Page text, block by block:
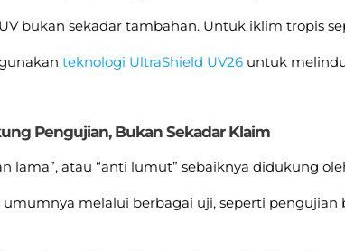
bukan sekadar tambahan. Untuk iklim tropis
teknologi UltraShield UV26 untuk
Pengujian, Bukan Sekadar Klaim
lama”, atau “anti lumut” sebaiknya didukung
umumnya melalui berbagai uji, seperti